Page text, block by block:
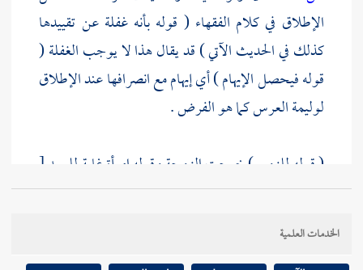
الإطلاق في كلام الفقهاء ( قوله بأنه غفلة عن تقييدها
كذلك في الحديث الآتي ) قد يقال هذا لا يوجب الغفلة (
قوله فيحصل الإيهام ) أي إيهام مع انصرافها عند الإطلاق
لوليمة العرس كما هو الفرض .
( قوله للزوج ) خرجت الزوجة وقوله امرأة غاية للسيد [
ص:424 ]
( قوله ولا بطول الزمن فيما يظهر ) ظاهره أنها أداء أبداالخدمات العلمية